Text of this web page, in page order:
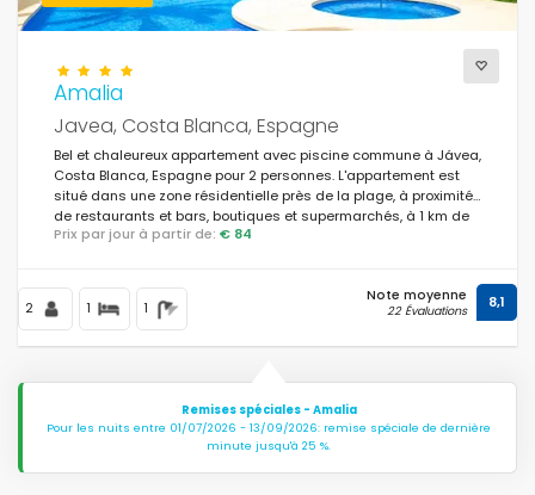
Amalia
Javea, Costa Blanca, Espagne
Bel et chaleureux appartement avec piscine commune à Jávea,
Costa Blanca, Espagne pour 2 personnes. L'appartement est
situé dans une zone résidentielle près de la plage, à proximité
de restaurants et bars, boutiques et supermarchés, à 1 km de
la plage La Grava, Puerto, Jávea et à 1 km de Mediterráneo,
Prix par jour à partir de: € 84
2 1 1
Note moyenne
22 Évaluations 8,1
Remises spéciales - Amalia
Pour les nuits entre 01/07/2026 - 13/09/2026: remise spéciale de dernière
minute jusqu'à 25 %.